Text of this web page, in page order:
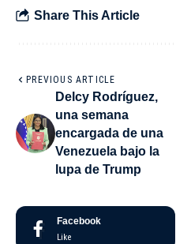
Share This Article
PREVIOUS ARTICLE
Delcy Rodríguez,
una semana
encargada de una
Venezuela bajo la
lupa de Trump
Facebook
Like